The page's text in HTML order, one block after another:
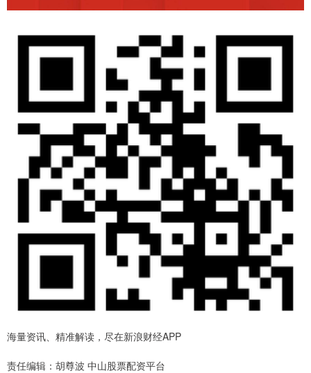
海量资讯、精准解读，尽在新浪财经APP
责任编辑：胡尊波 中山股票配资平台